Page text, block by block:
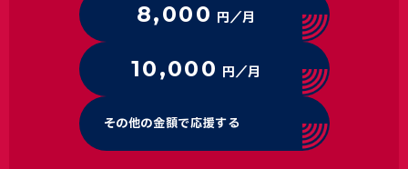
8,000 円／月
10,000 円／月
その他の金額で応援する